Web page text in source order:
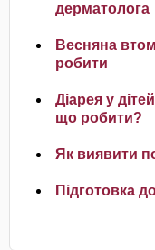
дерматолога
Весняна
робити
Діарея у
що робити?
Як виявити
Підготовка